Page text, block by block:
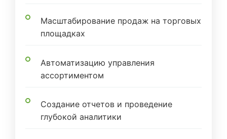
Масштабирование продаж на торговых
площадках
Автоматизацию управления
ассортиментом
Создание отчетов и проведение
глубокой аналитики